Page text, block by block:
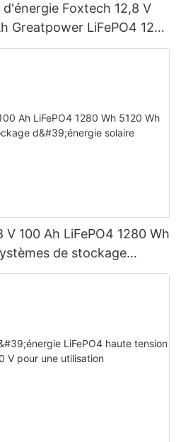
Foxtech 12,8 V
Greatpower LiFePO4 1280
100 Ah LiFePO4 1280 Wh
de stockage